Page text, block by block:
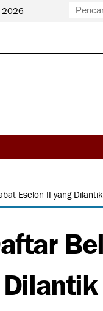
2026
Eselon II yang